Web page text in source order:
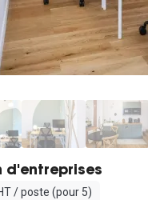
d'entreprises
/ poste (pour 5)